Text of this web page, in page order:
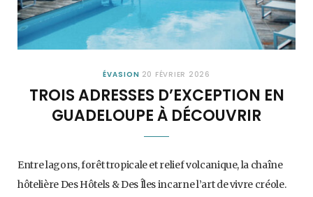
ÉVASION 20 FÉVRIER 2026
TROIS ADRESSES D’EXCEPTION EN
GUADELOUPE À DÉCOUVRIR
Entre lagons, forêt tropicale et relief volcanique, la chaîne
hôtelière Des Hôtels & Des Îles incarne l’art de vivre créole.